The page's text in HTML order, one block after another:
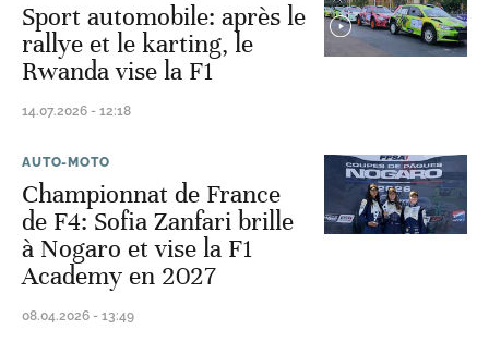
Sport automobile: après le
rallye et le karting, le
Rwanda vise la F1
14.07.2026 - 12:18
AUTO-MOTO
Championnat de France
de F4: Sofia Zanfari brille
à Nogaro et vise la F1
Academy en 2027
08.04.2026 - 13:49